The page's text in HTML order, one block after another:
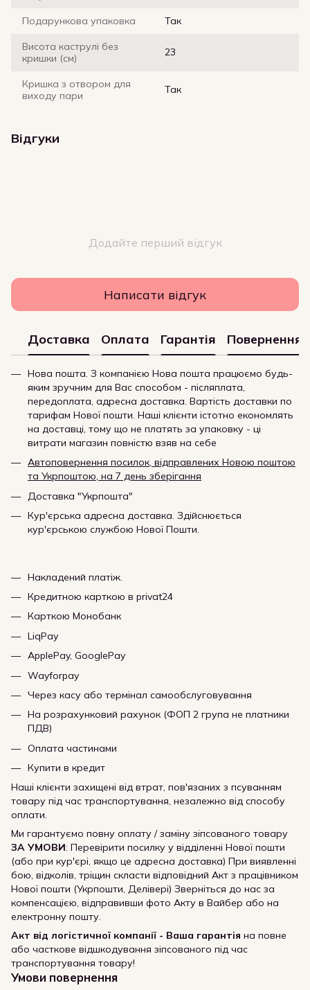
Подарункова упаковка Так
Висота каструлі без
кришки (см)
23
Кришка з отвором для
виходу пари
Так
Відгуки
Додайте перший відгук
Написати відгук
Доставка Оплата Гарантія Повернення
Нова пошта. З компанією Нова пошта працюємо будь-
яким зручним для Вас способом - післяплата,
передоплата, адресна доставка. Вартість доставки по
тарифам Нової пошти. Наші клієнти істотно економлять
на доставці, тому що не платять за упаковку - ці
витрати магазин повністю взяв на себе
Автоповернення посилок, відправлених Новою поштою
та Укрпоштою, на 7 день зберігання
Доставка "Укрпошта"
Кур'єрська адресна доставка. Здійснюється
кур'єрською службою Нової Пошти.
Накладений платіж.
Кредитною карткою в privat24
Карткою Монобанк
LiqPay
ApplePay, GooglePay
Wayforpay
Через касу або термінал самообслуговування
На розрахунковий рахунок (ФОП 2 група не платники
ПДВ)
Оплата частинами
Купити в кредит
Наші клієнти захищені від втрат, пов'язаних з псуванням
товару під час транспортування, незалежно від способу
оплати.
Ми гарантуємо повну оплату / заміну зіпсованого товару
ЗА УМОВИ: Перевірити посилку у відділенні Нової пошти
(або при кур'єрі, якщо це адресна доставка) При виявленні
бою, відколів, тріщин скласти відповідний Акт з працівником
Нової пошти (Укрпошти, Делівері) Зверніться до нас за
компенсацією, відправивши фото Акту в Вайбер або на
електронну пошту.
Акт від логістичної компанії - Ваша гарантія на повне
або часткове відшкодування зіпсованого під час
транспортування товару!
Умови повернення